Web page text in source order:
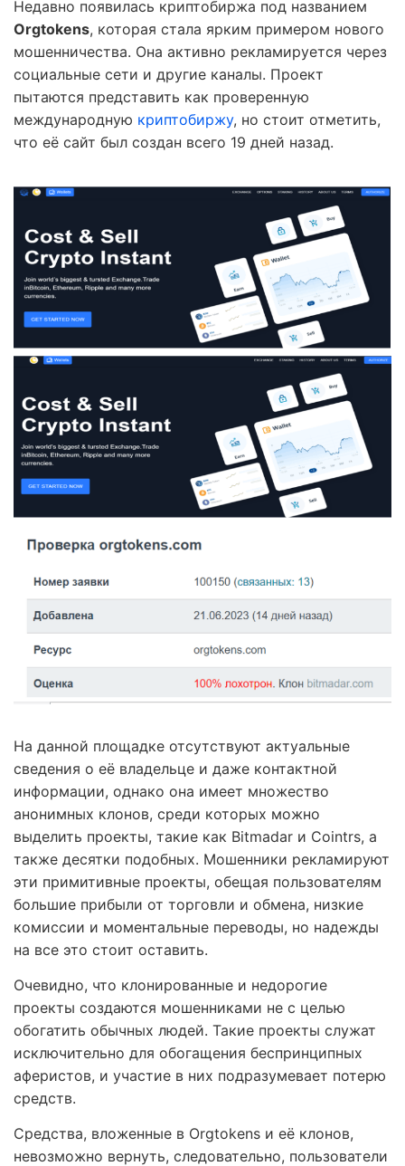
Недавно появилась криптобиржа под названием
Orgtokens, которая стала ярким примером нового
мошенничества. Она активно рекламируется через
социальные сети и другие каналы. Проект
пытаются представить как проверенную
международную криптобиржу, но стоит отметить,
что её сайт был создан всего 19 дней назад.
На данной площадке отсутствуют актуальные
сведения о её владельце и даже контактной
информации, однако она имеет множество
анонимных клонов, среди которых можно
выделить проекты, такие как Bitmadar и Cointrs, а
также десятки подобных. Мошенники рекламируют
эти примитивные проекты, обещая пользователям
большие прибыли от торговли и обмена, низкие
комиссии и моментальные переводы, но надежды
на все это стоит оставить.
Очевидно, что клонированные и недорогие
проекты создаются мошенниками не с целью
обогатить обычных людей. Такие проекты служат
исключительно для обогащения беспринципных
аферистов, и участие в них подразумевает потерю
средств.
Средства, вложенные в Orgtokens и её клонов,
невозможно вернуть, следовательно, пользователи